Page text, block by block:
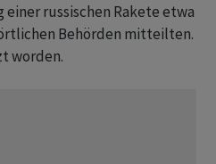
russischen Rakete etwa
Behörden mitteilten.
worden.